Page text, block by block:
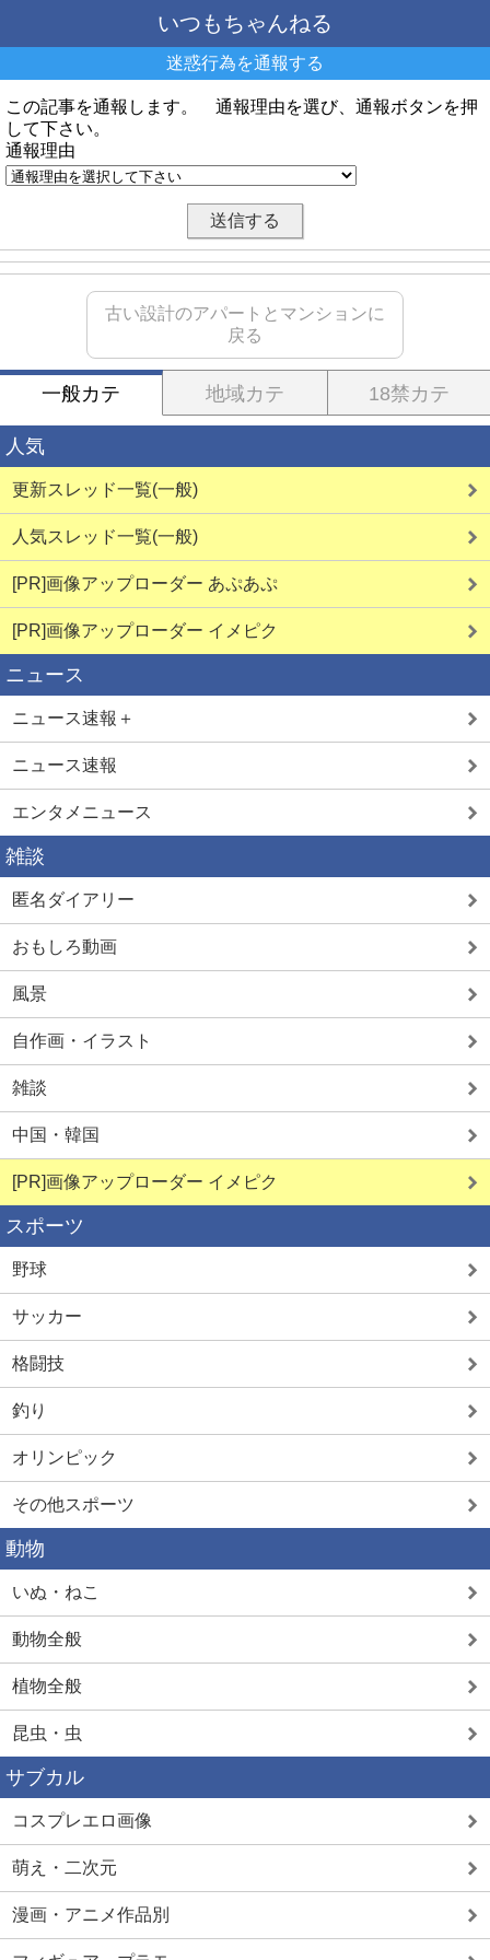
いつもちゃんねる
迷惑行為を通報する
この記事を通報します。 通報理由を選び、通報ボタンを押
して下さい。
通報理由
古い設計のアパートとマンションに
戻る
一般カテ 地域カテ 18禁カテ
人気
更新スレッド一覧(一般)
人気スレッド一覧(一般)
[PR]画像アップローダー あぷあぷ
[PR]画像アップローダー イメピク
ニュース
ニュース速報＋
ニュース速報
エンタメニュース
雑談
匿名ダイアリー
おもしろ動画
風景
自作画・イラスト
雑談
中国・韓国
[PR]画像アップローダー イメピク
スポーツ
野球
サッカー
格闘技
釣り
オリンピック
その他スポーツ
動物
いぬ・ねこ
動物全般
植物全般
昆虫・虫
サブカル
コスプレエロ画像
萌え・二次元
漫画・アニメ作品別